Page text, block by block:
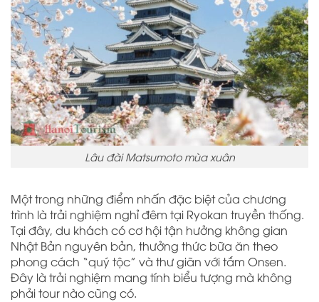
Lâu đài Matsumoto mùa xuân
Một trong những điểm nhấn đặc biệt của chương
trình là trải nghiệm nghỉ đêm tại Ryokan truyền thống.
Tại đây, du khách có cơ hội tận hưởng không gian
Nhật Bản nguyên bản, thưởng thức bữa ăn theo
phong cách “quý tộc” và thư giãn với tắm Onsen.
Đây là trải nghiệm mang tính biểu tượng mà không
phải tour nào cũng có.